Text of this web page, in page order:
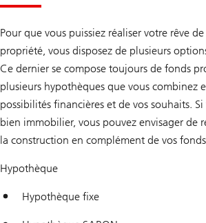
Pour que vous puissiez réaliser votre rêve
propriété, vous disposez de plusieurs
Ce dernier se compose toujours de fonds
plusieurs hypothèques que vous combinez
possibilités financières et de vos souhaits.
bien immobilier, vous pouvez envisager de
la construction en complément de vos
Hypothèque
Hypothèque fixe